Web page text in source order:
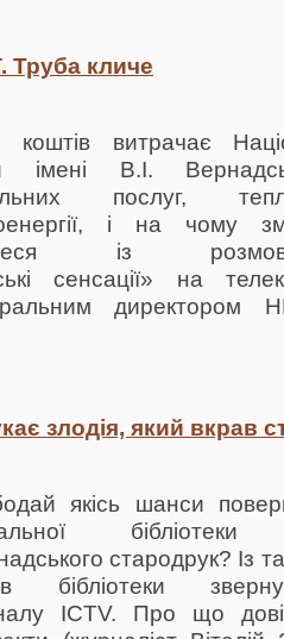
Труба кличе
коштів витрачає
імені В.І.
послуг,
і на чому
із
сенсації» на
директором
злодія, який вкрав
якісь шанси
стародрук? Із
бібліотеки
ICTV. Про що